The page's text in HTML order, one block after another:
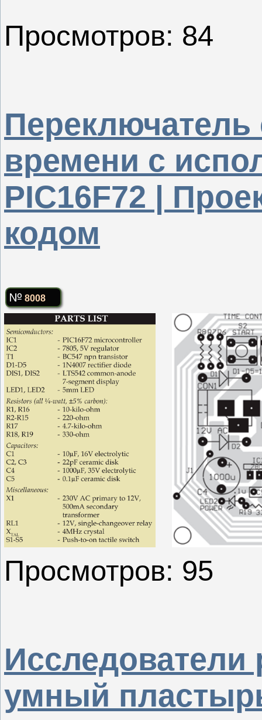
Просмотров: 84
времени с
PIC16F72 |
кодом
8008
Просмотров: 95
Исследователи
умный